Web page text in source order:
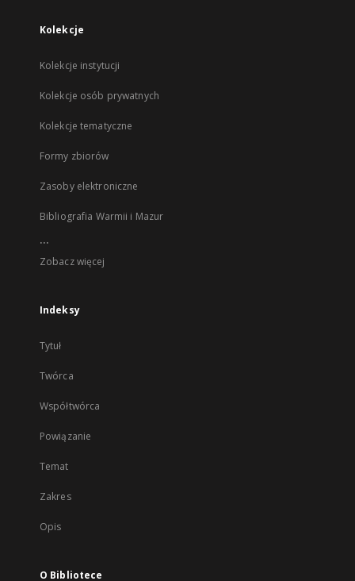
Kolekcje
Kolekcje instytucji
Kolekcje osób prywatnych
Kolekcje tematyczne
Formy zbiorów
Zasoby elektroniczne
Bibliografia Warmii i Mazur
...
Zobacz więcej
Indeksy
Tytuł
Twórca
Współtwórca
Powiązanie
Temat
Zakres
Opis
O Bibliotece